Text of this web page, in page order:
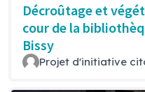
Décroûtage et
cour de la
Bissy
Projet d'initiative